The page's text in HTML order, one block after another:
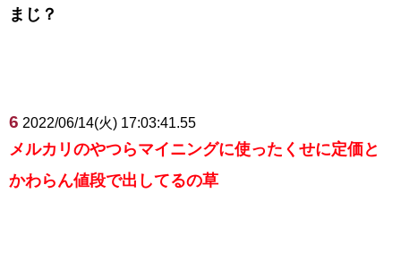
まじ？
6 2022/06/14(火) 17:03:41.55
メルカリのやつらマイニングに使ったくせに定価と
かわらん値段で出してるの草